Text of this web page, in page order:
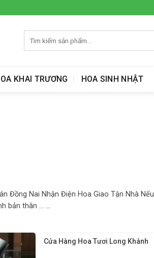
kiếm:
KHAI TRƯƠNG HOA SINH NHẬT
Đồng Nai Nhận Điện Hoa Giao Tận Nhà Nếu
bản thân ... ...
Cửa Hàng Hoa Tươi Long Khánh